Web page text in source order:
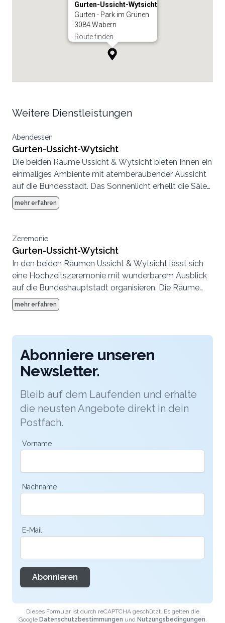
Gurten-Ussicht-Wytsicht
Gurten - Park im Grünen
3084 Wabern
Route finden
Weitere Dienstleistungen
Abendessen
Gurten-Ussicht-Wytsicht
Die beiden Räume Ussicht & Wytsicht bieten Ihnen ein
einmaliges Ambiente mit atemberaubender Aussicht
auf die Bundesstadt. Das Sonnenlicht erhellt die Säle
durch die grosse Fensterfront und verleiht Ihrer
Hochzeitsfeier strahlende Glücksmomente.
mehr erfahren
Zeremonie
Gurten-Ussicht-Wytsicht
In den beiden Räumen Ussicht & Wytsicht lässt sich
eine Hochzeitszeremonie mit wunderbarem Ausblick
auf die Bundeshauptstadt organisieren. Die Räume
können einzeln oder kombiniert gemietet werden.
mehr erfahren
Abonniere unseren
Newsletter.
Bleib auf dem Laufenden und erhalte
die neusten Angebote direkt in dein
Postfach.
Vorname
Nachname
E-Mail
Abonnieren
Dieses Formular ist durch reCAPTCHA geschützt. Es gelten die
Google Datenschutzbestimmungen und Nutzungsbedingungen.